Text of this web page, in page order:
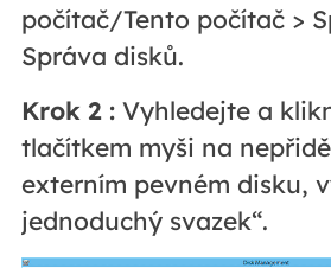
počítač/Tento počítač >
Správa disků.
Krok 2 :Vyhledejte a
tlačítkem myši na
externím pevném disku,
jednoduchý svazek“.